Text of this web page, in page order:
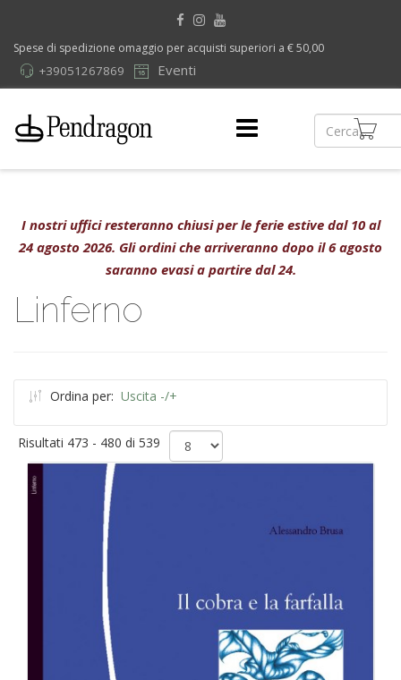
Spese di spedizione omaggio per acquisti superiori a € 50,00
Eventi
+39051267869
I nostri uffici resteranno chiusi per le ferie estive dal 10 al
24 agosto 2026. Gli ordini che arriveranno dopo il 6 agosto
saranno evasi a partire dal 24.
Linferno
Ordina per: Uscita -/+
Risultati 473 - 480 di 539